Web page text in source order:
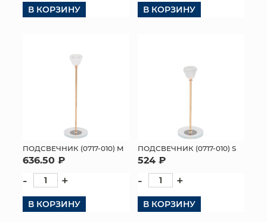
В КОРЗИНУ В КОРЗИНУ
ПОДСВЕЧНИК (0717-010) M
636.50 ₽
- +
В КОРЗИНУ
ПОДСВЕЧНИК (0717-010) S
524 ₽
- +
В КОРЗИНУ